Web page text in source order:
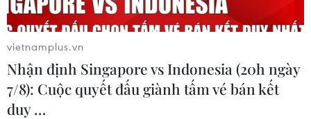
vietnamplus.vn
Nhận định Singapore vs Indonesia (20h ngày
7/8): Cuộc quyết đấu giành tấm vé bán kết
duy …